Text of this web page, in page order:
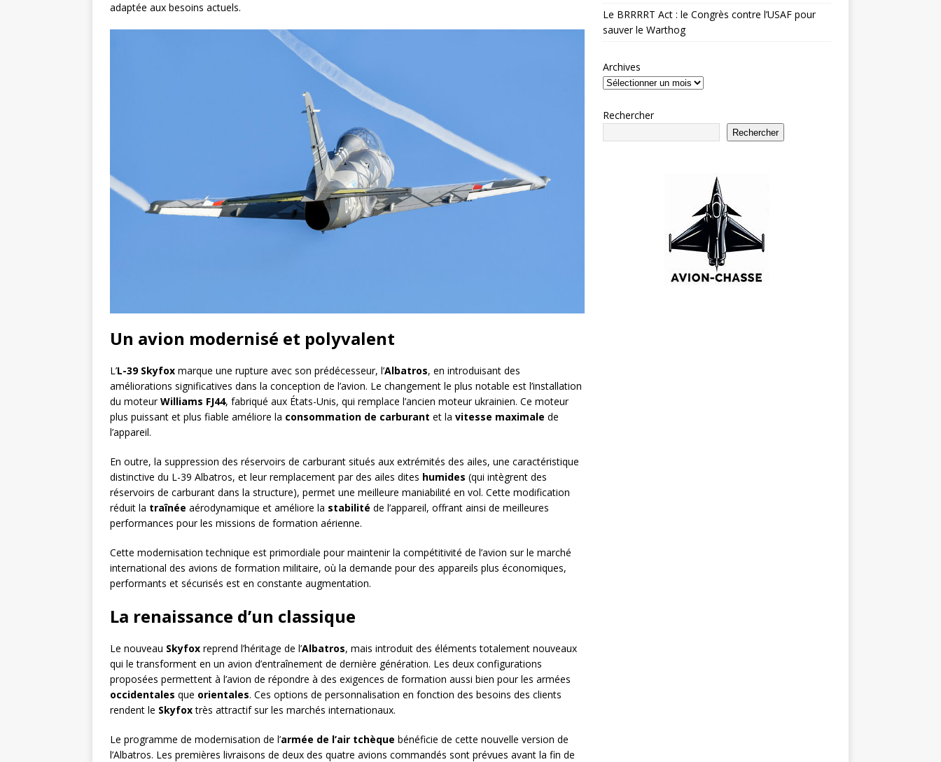
adaptée aux besoins actuels.
Un avion modernisé et polyvalent
L’L-39 Skyfox marque une rupture avec son prédécesseur, l’Albatros, en introduisant des
améliorations significatives dans la conception de l’avion. Le changement le plus notable est l’installation
du moteurWilliams FJ44, fabriqué aux États-Unis, qui remplace l’ancien moteur ukrainien. Ce moteur
plus puissant et plus fiable améliore la consommation de carburant et la vitesse maximale de
l’appareil.
En outre, la suppression des réservoirs de carburant situés aux extrémités des ailes, une caractéristique
distinctive du L-39 Albatros, et leur remplacement par des ailes dites humides (qui intègrent des
réservoirs de carburant dans la structure), permet une meilleure maniabilité en vol. Cette modification
réduit la traînée aérodynamique et améliore la stabilité de l’appareil, offrant ainsi de meilleures
performances pour les missions de formation aérienne.
Cette modernisation technique est primordiale pour maintenir la compétitivité de l’avion sur le marché
international des avions de formation militaire, où la demande pour des appareils plus économiques,
performants et sécurisés est en constante augmentation.
La renaissance d’un classique
Le nouveau Skyfox reprend l’héritage de l’Albatros, mais introduit des éléments totalement nouveaux
qui le transforment en un avion d’entraînement de dernière génération. Les deux configurations
proposées permettent à l’avion de répondre à des exigences de formation aussi bien pour les armées
occidentales que orientales. Ces options de personnalisation en fonction des besoins des clients
rendent le Skyfoxtrès attractif sur les marchés internationaux.
Le programme de modernisation de l’armée de l’air tchèque bénéficie de cette nouvelle version de
l’Albatros. Les premières livraisons de deux des quatre avions commandés sont prévues avant la fin de
Le BRRRRT Act : le Congrès contre l’USAF pour
sauver le Warthog
Archives
Rechercher
Rechercher